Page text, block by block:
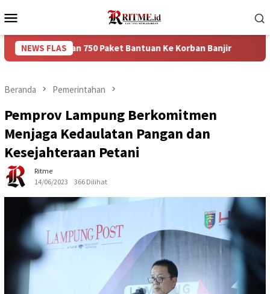
ke
Mobile
NEWS FLAS
750 Paket Bantuan Ke Korban Banjir Puncak Arus
Beranda Pemerintahan
Pemprov Lampung Berkomitmen
Menjaga Kedaulatan Pangan dan
Kesejahteraan Petani
Ritme
14/06/2023
366 Dilihat